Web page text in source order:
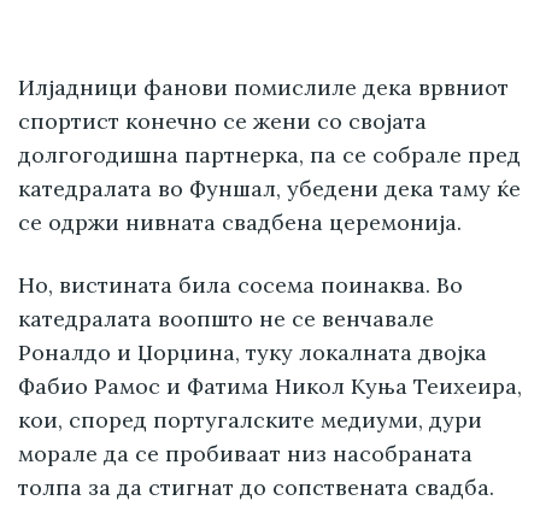
Илјадници фанови помислиле дека врвниот
спортист конечно се жени со својата
долгогодишна партнерка, па се собрале пред
катедралата во Фуншал, убедени дека таму ќе
се одржи нивната свадбена церемонија.
Но, вистината била сосема поинаква. Во
катедралата воопшто не се венчавале
Роналдо и Џорџина, туку локалната двојка
Фабио Рамос и Фатима Никол Куња Теиxeира,
кои, според португалските медиуми, дури
морале да се пробиваат низ насобраната
толпа за да стигнат до сопствената свадба.